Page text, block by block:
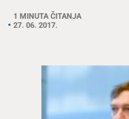
1 MINUTA ČITANJA
27. 06. 2017.